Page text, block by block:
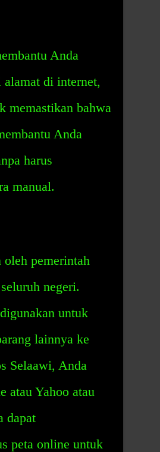
Anda
di internet,
memastikan bahwa
Anda
harus
manual.
pemerintah
negeri.
untuk
lainnya ke
Selaawi, Anda
atau Yahoo atau
dapat
peta online untuk